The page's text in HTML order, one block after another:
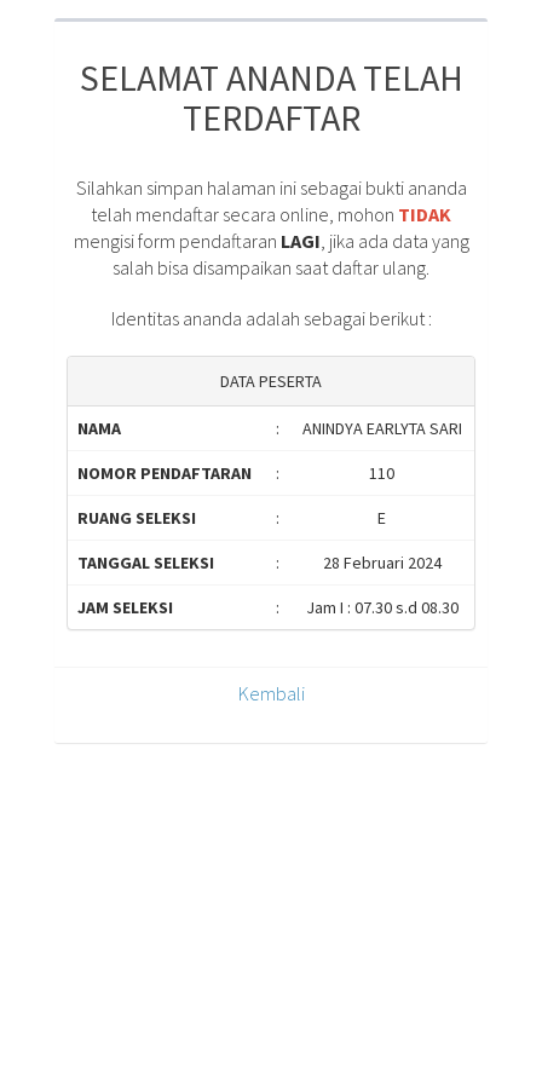
SELAMAT ANANDA TELAH
TERDAFTAR
Silahkan simpan halaman ini sebagai bukti ananda
telah mendaftar secara online, mohon TIDAK
mengisi form pendaftaran LAGI, jika ada data yang
salah bisa disampaikan saat daftar ulang.
Identitas ananda adalah sebagai berikut :
DATA PESERTA
NAMA : ANINDYA EARLYTA SARI
NOMOR PENDAFTARAN : 110
RUANG SELEKSI : E
TANGGAL SELEKSI : 28 Februari 2024
JAM SELEKSI : Jam I : 07.30 s.d 08.30
Kembali